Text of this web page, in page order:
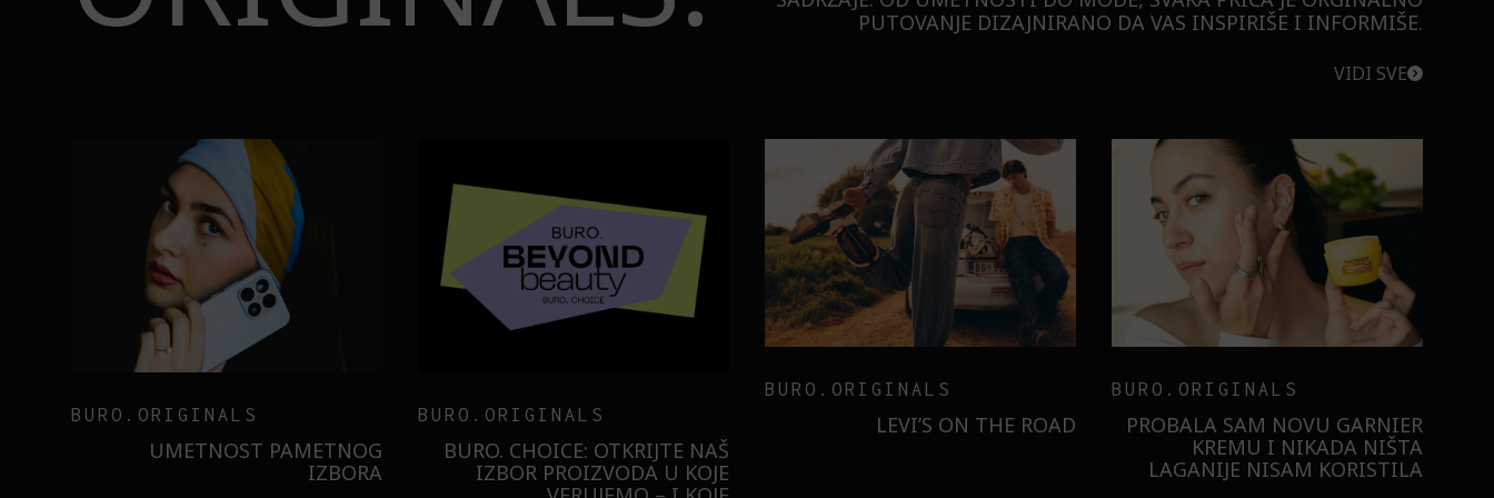
PUTOVANJE DIZAJNIRANO DA VAS INSPIRIŠE I INFORMIŠE.
VIDI SVE
ZNATE LI ŠTA JE
SORBETIZACIJA? OTKRIJTE
TAJNU LAGANE NEGE KOŽE
INSAJDER
BILI SMO U NOVOJ MONA
RADNJI U GALERIJI – I
TECHNOLOGY
MESEC DANA SMO KORISTILI
BURO.ORIGINALS
KAKO NAM ŠMINKA POMAŽE
DA POKAŽEMO SVOJE